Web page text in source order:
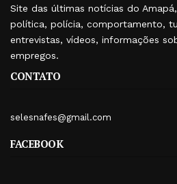
Site das últimas notícias do
política, polícia, comportamento,
entrevistas, vídeos, informações
empregos.
CONTATO
selesnafes@gmail.com
FACEBOOK